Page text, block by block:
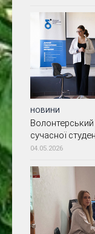
НОВИНИ
сучасної
04.05.2026